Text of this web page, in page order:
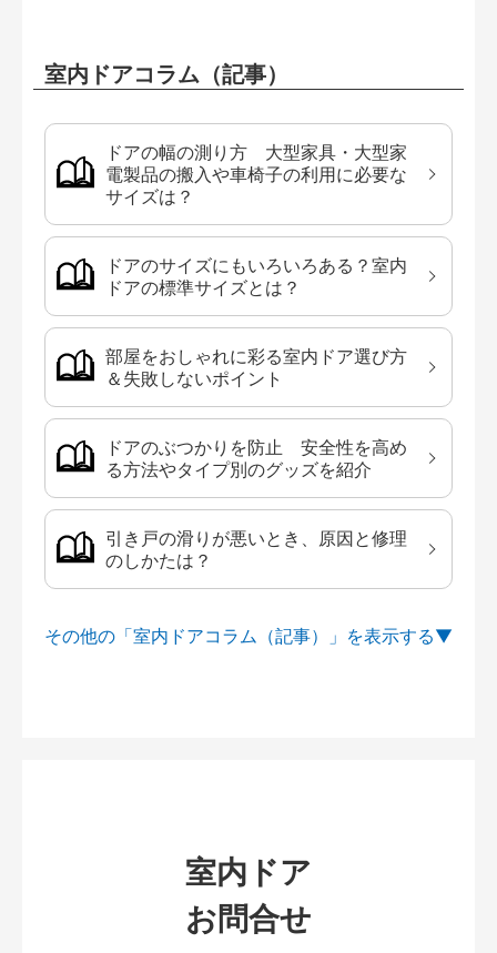
室内ドアコラム（記事）
ドアの幅の測り方 大型家具・大型家
電製品の搬入や車椅子の利用に必要な
サイズは？
ドアのサイズにもいろいろある？室内
ドアの標準サイズとは？
部屋をおしゃれに彩る室内ドア選び方
＆失敗しないポイント
ドアのぶつかりを防止 安全性を高め
る方法やタイプ別のグッズを紹介
引き戸の滑りが悪いとき、原因と修理
のしかたは？
その他の「室内ドアコラム（記事）」を
室内ドア
お問合せ